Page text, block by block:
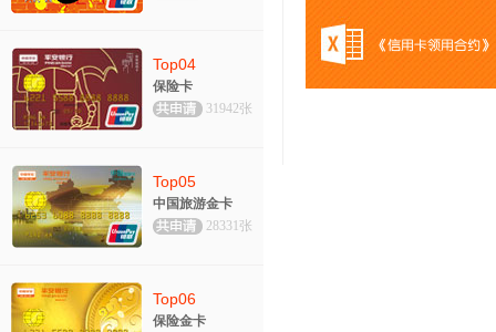
Top04
保险卡
31942张
Top05
中国旅游金卡
28331张
Top06
保险金卡
《信用卡领用合约》